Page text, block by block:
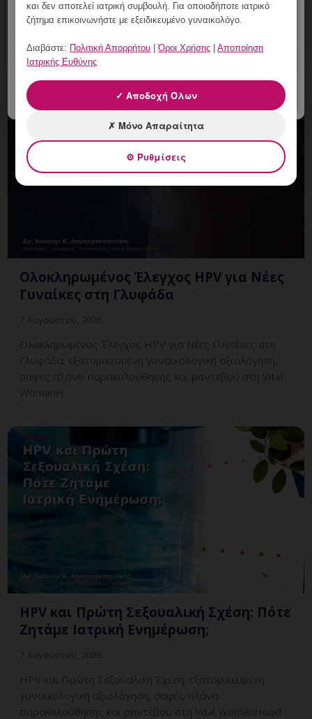
HPV και Θεραπεία Γονιμότητας: εξατομικευμένη
γυναικολογική αξιολόγηση, σαφές πλάνο
Clinic Γλυφάδας.
Ολοκληρωμένος Έλεγχος HPV για Νέες
Γυναίκες στη Γλυφάδα
Ολοκληρωμένος Έλεγχος HPV για Νέες Γυναίκες στη
Γλυφάδα: εξατομικευμένη γυναικολογική αξιολόγηση,
σαφές πλάνο παρακολούθησης και ραντεβού στη Vital
WomanH
HPV και Πρώτη Σεξουαλική Σχέση: Πότε
Ζητάμε Ιατρική Ενημέρωση;
HPV και Πρώτη Σεξουαλική Σχέση: εξατομικευμένη
γυναικολογική αξιολόγηση, σαφές πλάνο
παρακολούθησης και ραντεβού στη Vital WomanHood
και δεν αποτελεί ιατρική συμβουλή. Για οποιοδήποτε ιατρικό
ζήτημα επικοινωνήστε με εξειδικευμένο γυναικολόγο.
Διαβάστε: Πολιτική Απορρήτου |Όροι Χρήσης |Αποποίηση
Ιατρικής Ευθύνης
✓ Αποδοχή Όλων
✗ Μόνο Απαραίτητα
⚙ Ρυθμίσεις